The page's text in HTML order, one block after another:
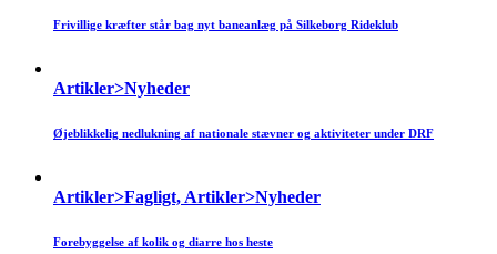
Frivillige kræfter står bag nyt baneanlæg på Silkeborg Rideklub
Artikler>Nyheder
Øjeblikkelig nedlukning af nationale stævner og aktiviteter under DRF
Artikler>Fagligt, Artikler>Nyheder
Forebyggelse af kolik og diarre hos heste